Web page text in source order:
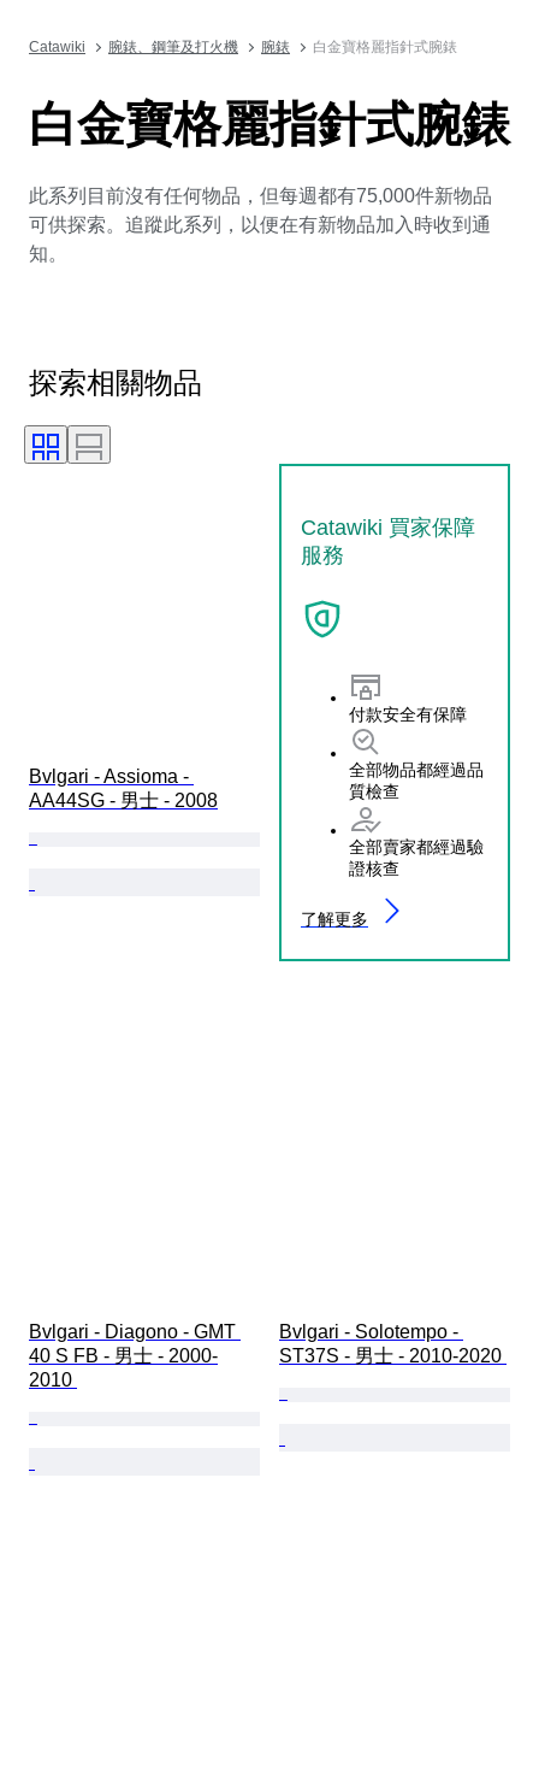
Catawiki 腕錶、鋼筆及打火機 腕錶 白金寶格麗指針式腕錶
白金寶格麗指針式腕錶
此系列目前沒有任何物品，但每週都有75,000件新物品
可供探索。追蹤此系列，以便在有新物品加入時收到通
知。
探索相關物品
Catawiki 買家保障
服務
付款安全有保障
全部物品都經過品
質檢查
全部賣家都經過驗
證核查
了解更多
Bvlgari - Assioma -
AA44SG - 男士 - 2008
Bvlgari - Diagono - GMT
40 S FB - 男士 - 2000-
2010
Bvlgari - Solotempo -
ST37S - 男士 - 2010-2020